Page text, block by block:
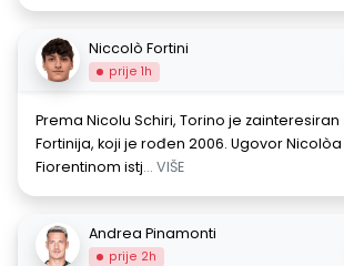
Niccolò Fortini
prije 1h
Prema Nicolu Schiri, Torino je zainteresiran
Fortinija, koji je rođen 2006. Ugovor Nicolòa
Fiorentinom istj... VIŠE
Andrea Pinamonti
prije 2h